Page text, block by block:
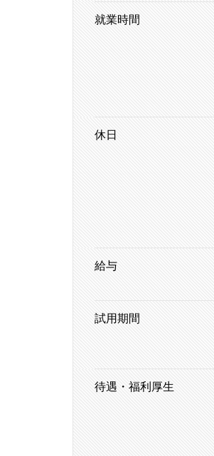
就業時間
休日
給与
試用期間
待遇・福利厚生